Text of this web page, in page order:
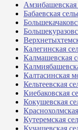
Бабаевская
Калегинская
Калмашевская
Калтасинская
Кельтеевская
Киебаковская
Кокушевская
Кутеремская